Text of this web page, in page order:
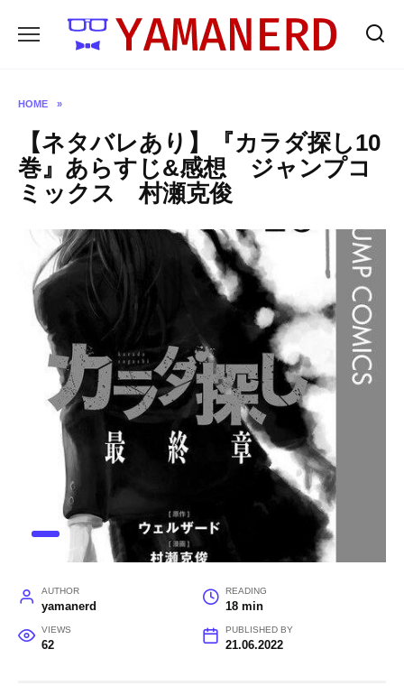
HOME »
【ネタバレあり】『カラダ探し10
巻』あらすじ&感想 ジャンプコ
ミックス 村瀬克俊
AUTHOR
yamanerd
READING
18 min
VIEWS
62
PUBLISHED BY
21.06.2022